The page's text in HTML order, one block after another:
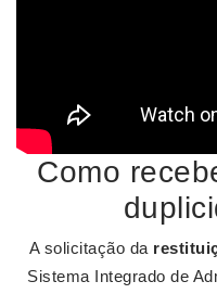
Como
A solicitação da
Sistema Integrado de